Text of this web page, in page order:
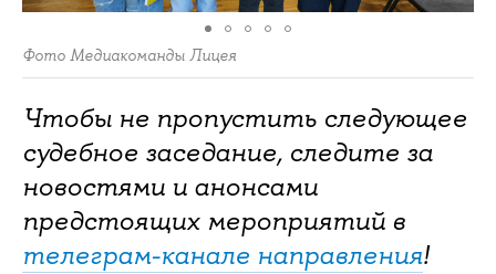
Фото Медиакоманды Лицея
Чтобы не пропустить следующее
судебное заседание, следите за
новостями и анонсами
предстоящих мероприятий в
телеграм-канале направления!